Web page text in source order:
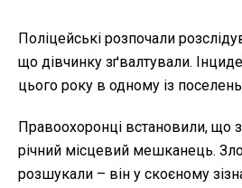
Поліцейські розпочали
що дівчинку зґвалтували.
цього року в одному із
Правоохоронці встановили, що
річний місцевий мешканець.
розшукали – він у скоєному